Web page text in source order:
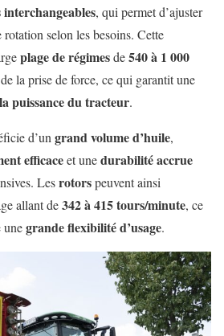
, qui permet d’ajuster
selon les besoins. Cette
plage de régimesde540 à 1 000
la prise de force, ce qui garantit une
puissance du tracteur.
d’ungrand volume d’huile,
efficaceet unedurabilité accrue
Lesrotorspeuvent ainsi
allant de342 à 415 tours/minute, ce
unegrande flexibilité d’usage.